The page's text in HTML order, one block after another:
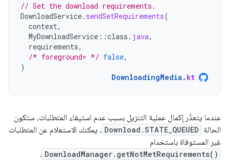
// Set the download requirements.
DownloadService. sendSetRequirements(
context,
MyDownloadService ::class . java,
requirements,
/* foreground= */ false,
)
DownloadingMedia . kt
عندما يتعذّر إكمال عملية التنزيل بسبب عدم استيفاء المتطلبات، ستكون
الحالة Download.STATE_QUEUED . يمكنك الاستعلام عن المتطلبات
غير المستوفاة باستخدام
DownloadManager.getNotMetRequirements()
.